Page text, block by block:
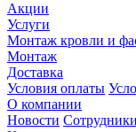
Акции
Услуги
Монтаж кровли и
Монтаж
Доставка
Условия оплаты
О компании
Новости Сотрудники